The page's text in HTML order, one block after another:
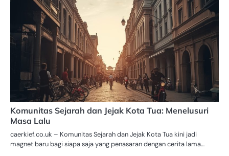
Komunitas Sejarah dan Jejak Kota Tua: Menelusuri
Masa Lalu
caerkief.co.uk – Komunitas Sejarah dan Jejak Kota Tua kini jadi
magnet baru bagi siapa saja yang penasaran dengan cerita lama…